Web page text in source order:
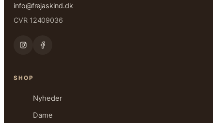
info@frejaskind.dk
CVR 12409036
SHOP
Nyheder
Dame